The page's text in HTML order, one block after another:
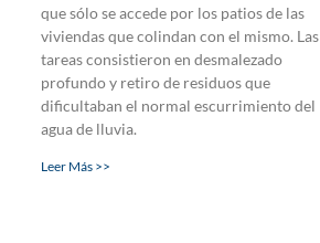
que sólo se accede por los patios de las
viviendas que colindan con el mismo. Las
tareas consistieron en desmalezado
profundo y retiro de residuos que
dificultaban el normal escurrimiento del
agua de lluvia.
Leer Más >>